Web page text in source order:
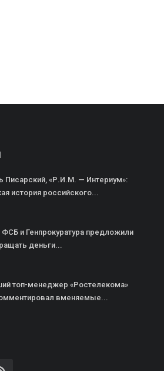
Писарский, «Р.И.М. — Интериум»:
история российского...
и Генпрокуратура предложили
деньги...
топ-менеджер «Ростелекома»
вменяемые...